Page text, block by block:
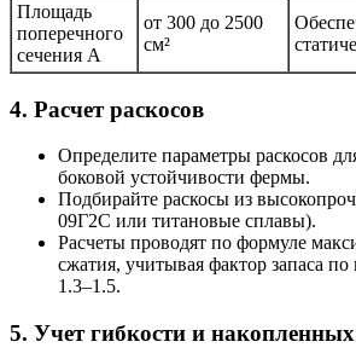
Площадь
поперечного
сечения A
от 300 до 2500
см²
4. Расчет раскосов
Определите параметры раскосов
боковой устойчивости фермы.
Подбирайте раскосы из
09Г2С или титановые сплавы).
Расчеты проводят по формуле
сжатия, учитывая фактор запаса
1.3–1.5.
5. Учет гибкости и